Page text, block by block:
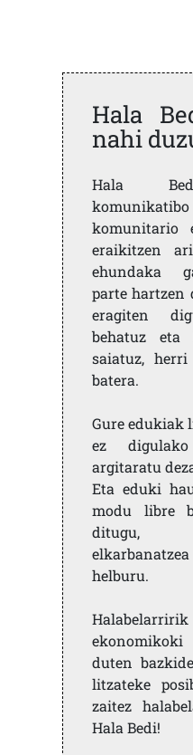
Hala
nahi
Hala
komunitario
eraikitzen
ehundaka
parte hartzen
eragiten
behatuz eta
saiatuz, herri
batera.
Gure edukiak
ez
argitaratu
Eta eduki
modu libre
ditugu,
helburu.
duten
litzateke
zaitez
Hala Bedi!